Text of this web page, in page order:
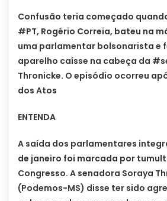
Confusão teria começado
#PT, Rogério Correia, bateu na
uma parlamentar bolsonarista e
aparelho caísse na cabeça da
Thronicke. O episódio ocorreu
dos Atos
ENTENDA
A saída dos parlamentares
de janeiro foi marcada por
Congresso. A senadora Soraya
(Podemos-MS) disse ter sido